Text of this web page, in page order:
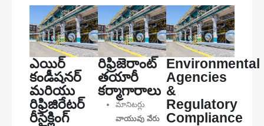
ఎయిర్
కండీషనర్
మరియు
రిఫ్రిజిరేటర్
రీసైక్లింగ్
రిఫ్రిజెరాంట్
తయారీ
కర్మాగారాలు
మానిటర్లు
వాయువు వేరు
Environmental
Agencies
&
Regulatory
Compliance